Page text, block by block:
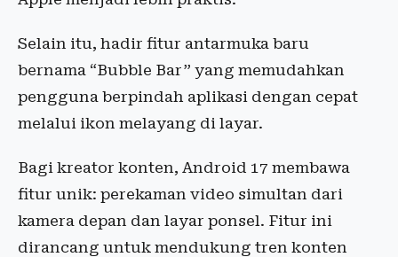
Selain itu, hadir fitur antarmuka baru
bernama “Bubble Bar” yang memudahkan
pengguna berpindah aplikasi dengan cepat
melalui ikon melayang di layar.
Bagi kreator konten, Android 17 membawa
fitur unik: perekaman video simultan dari
kamera depan dan layar ponsel. Fitur ini
dirancang untuk mendukung tren konten